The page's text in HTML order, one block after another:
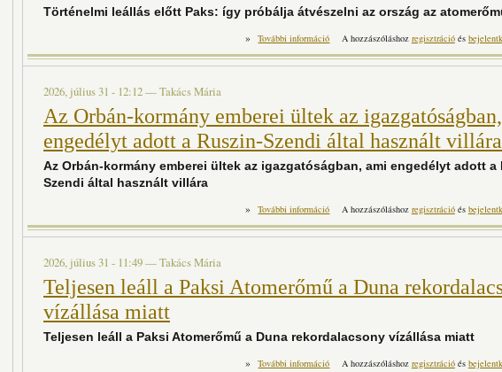
Történelmi leállás előtt Paks: így próbálja átvészelni az ország az
» További információ
Történelmi leállás előtt Paks: így
A hozzászóláshoz regisztrációés
2026, július 31 - 12:12—Takács Mária
Az Orbán-kormány emberei ültek az
engedélyt adott a Ruszin-Szendi által használt villára
Az Orbán-kormány emberei ültek az igazgatóságban, ami engedélyt adott a
Szendi által használt villára
» További információ
Az Orbán-kormány emberei ültek az
A hozzászóláshoz regisztrációés
2026, július 31 - 11:49—Takács Mária
Teljesen leáll a Paksi Atomerőmű a Duna
vízállása miatt
Teljesen leáll a Paksi Atomerőmű a Duna rekordalacsony vízállása miatt
» További információ
Teljesen leáll a Paksi Atomerőmű a Duna
A hozzászóláshoz regisztrációés